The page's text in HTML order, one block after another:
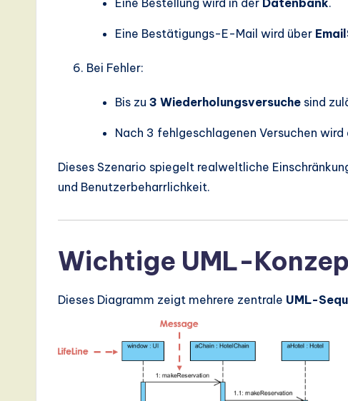
Eine Bestätigungs-E-Mail wird über
Bei Fehler:
Bis zu 3 Wiederholungsversuche sind
Nach 3 fehlgeschlagenen Versuchen
Dieses Szenario spiegelt realweltliche
und Benutzerbeharrlichkeit.
Wichtige UML-
Dieses Diagramm zeigt mehrere zentrale UML-